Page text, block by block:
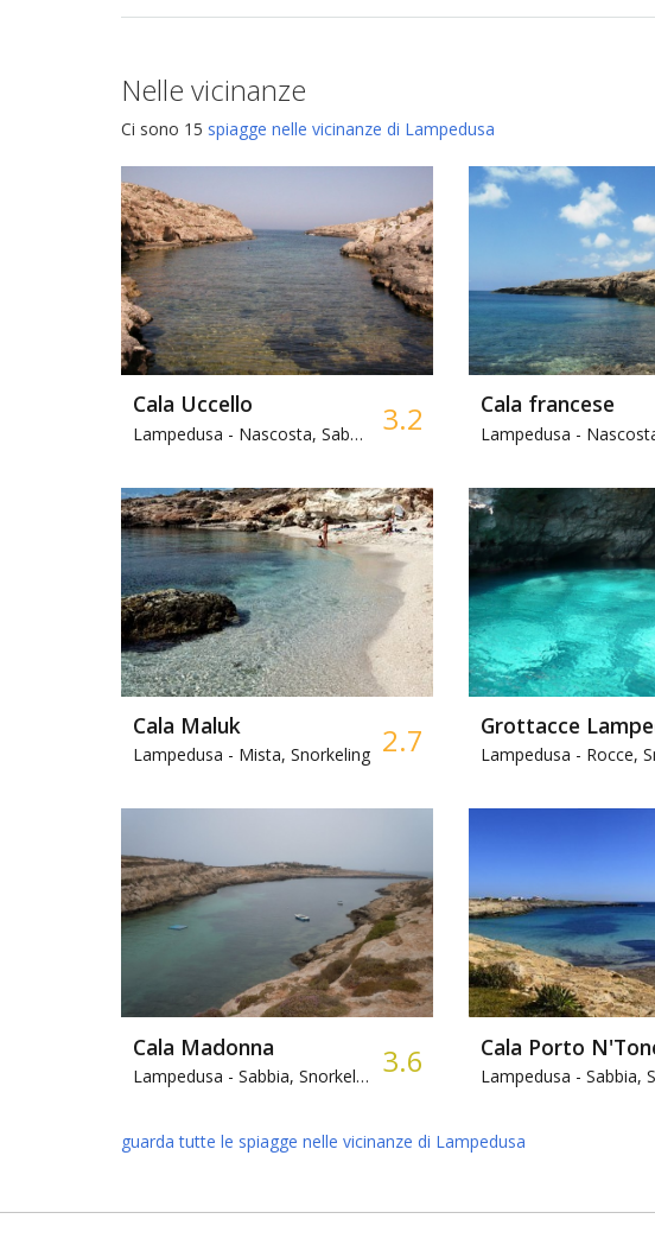
Nelle vicinanze
Ci sono 15 spiagge nelle vicinanze di Lampedusa
Cala Uccello
Lampedusa - Nascosta, Sabbia 3.2 Cala francese
Lampedusa - Nascosta,
Cala Maluk
Lampedusa - Mista, Snorkeling 2.7 Grottacce
Lampedusa - Rocce,
Cala Madonna
Lampedusa - Sabbia, Snorkeling 3.6 Cala Porto
Lampedusa - Sabbia,
guarda tutte le spiagge nelle vicinanze di Lampedusa